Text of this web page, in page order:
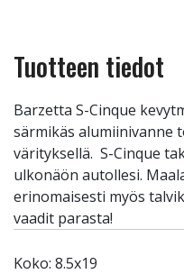
Tuotteen tiedot
Barzetta S-Cinque
särmikäs alumiinivanne
värityksellä. S-Cinque
ulkonäön autollesi.
erinomaisesti myös
vaadit parasta!
Koko: 8.5x19